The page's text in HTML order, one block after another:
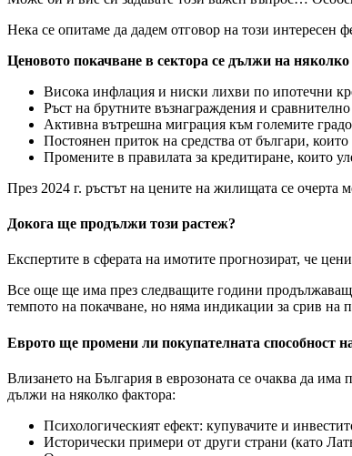
Нека се опитаме да дадем отговор на този интересен
Ценовото покачване в сектора се дължи на
Висока инфлация и ниски лихви по ипотечни
Ръст на брутните възнаграждения и
Активна вътрешна миграция към големите
Постоянен приток на средства от българи,
Промените в правилата за кредитиране, които
През 2024 г. ръстът на цените на жилищата се очерта
Докога ще продължи този растеж?
Експертите в сферата на имотите прогнозират, че
Все още ще има през следващите години
темпото на покачване, но няма индикации за срив на
Еврото ще промени ли покупателната способност
Влизането на България в еврозоната се очаква да
дължи на няколко фактора:
Психологическият ефект: купувачите и
Исторически примери от други страни (като